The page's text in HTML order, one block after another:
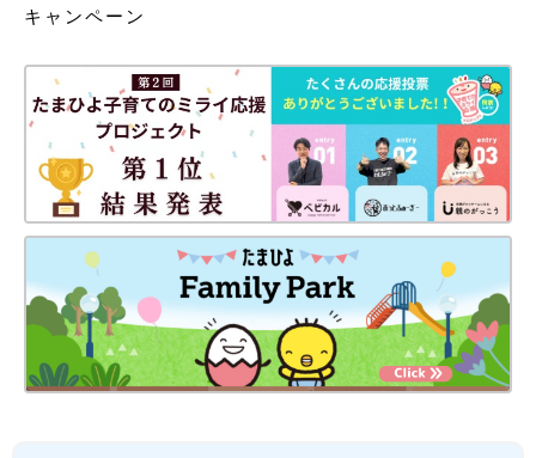
キャンペーン